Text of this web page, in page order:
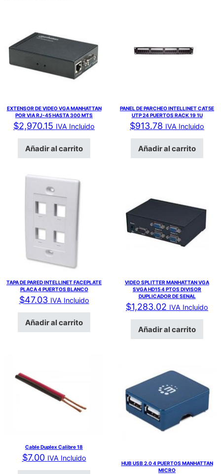
EXTENSOR DE VIDEO VGA MANHATTAN
POR VIA RJ-45 HASTA 300 MTS
$2,970.15 IVA Incluido
Añadir al carrito
PANEL DE PARCHEO INTELLINET CAT5E
UTP 24 PUERTOS RACK 19 1U
$913.78 IVA Incluido
Añadir al carrito
TAPA DE PARED INTELLINET FACEPLATE
PLACA 4 PUERTOS BLANCO
$47.03 IVA Incluido
Añadir al carrito
VIDEO SPLITTER MANHATTAN VGA
SVGA HD15 4 PTOS DIVISOR
DUPLICADOR DE SENAL
$1,283.02 IVA Incluido
Añadir al carrito
Cable Duplex Calibre 18
$7.00 IVA Incluido
HUB USB 2.0 4 PUERTOS MANHATTAN
MICRO